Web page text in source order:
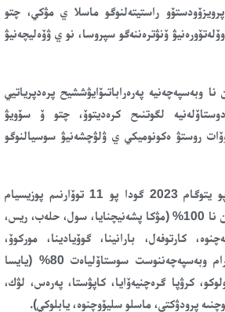
راستيتەلنوگو ماسلا ي مۋكي، چتو
ۆنۋترەننەگو سپروسا، نو ي ۋۆەليچەنيۋ
وبەسپەچەنيە پەرەراباتىۆايۋششيح پرەدپرياتيي
لگوتنىح كرەديتوۆ، چتو ۆ سۆويۋ
روستۋ ەكونوميكي ي ۋلۋچشەنيۋ سوسيالنوگو
ۆ رەزۋلتاتە پرينياتىح مەر پو يتوگام 2023 گودا پو 11 توۆارنىم پوزيسيام
ۆنۋترەننيي رىنوك وبەسپەچەن نا 100% (مۋكا پشەنيچنايا، سول، حلەب، ريس،
كارتوفەل، بارانينا، گوۆيادينا، موركوۆ،
وگۋرسى)، پو 13 پرودتوۆارام وبەسپەچەننوست سوستاۆلياەت 80% (يايسا
كرۋپا گرەچنيەۆايا، كاپۋستا، پەرەس، لۋك،
پرودۋكتى، ماسلو سليۆوچنوە، يابلوكي).